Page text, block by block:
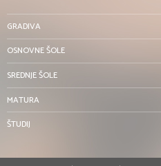
GRADIVA
OSNOVNE ŠOLE
SREDNJE ŠOLE
MATURA
ŠTUDIJ